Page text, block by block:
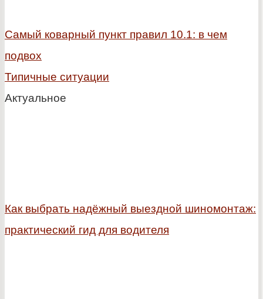
Самый коварный пункт правил 10.1: в чем
подвох
Типичные ситуации
Актуальное
Как выбрать надёжный выездной шиномонтаж:
практический гид для водителя